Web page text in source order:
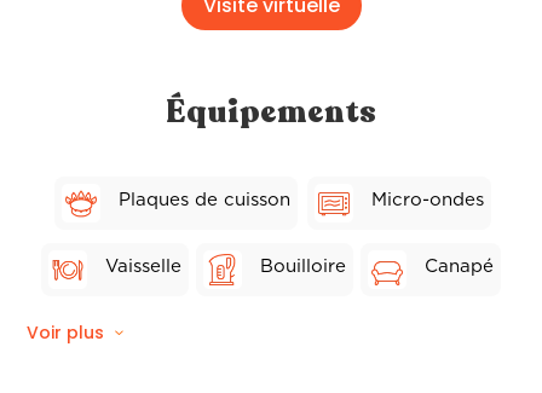
Équipements
Plaques de cuisson Micro-ondes
Vaisselle Bouilloire Canapé
Voir plus